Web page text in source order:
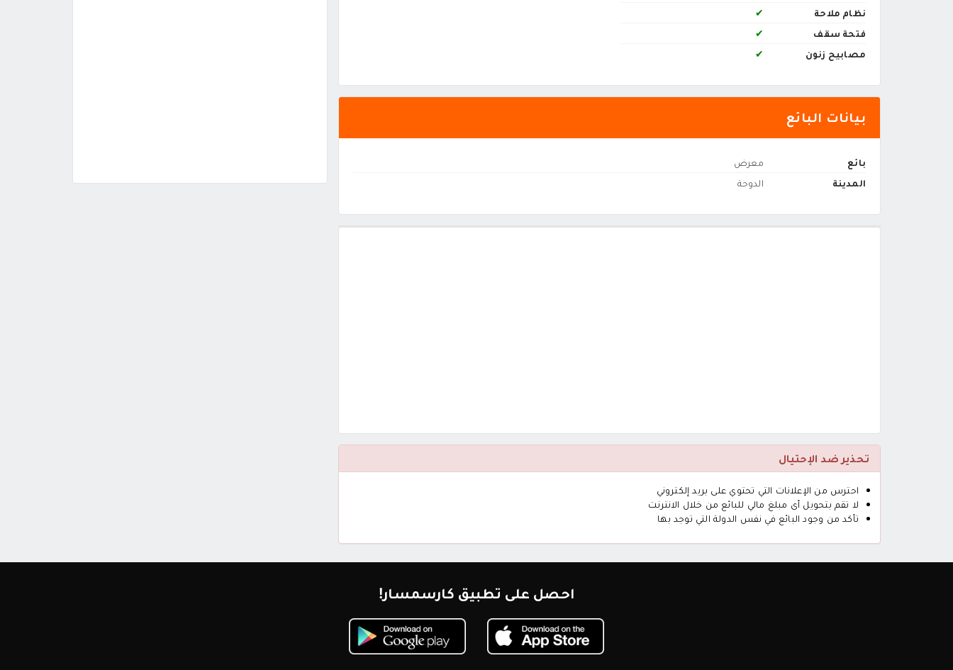
نظام ملاحة
✔
فتحة سقف
✔
مصابيح زنون
✔
بيانات البائع
بائع
معرض
المدينة
الدوحة
تحذير ضد الإحتيال
احترس من الإعلانات التي تحتوي على بريد إلكتروني
لا تقم بتحويل أى مبلغ مالي للبائع من خلال الانترنت
تأكد من وجود البائع في نفس الدولة التي توجد بها
احصل على تطبيق كارسمسار!